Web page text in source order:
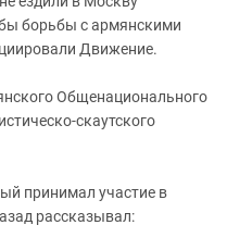
борьбы с армянскими
Движение.
Общенационального
скаутского
принимал участие в
рассказывал: